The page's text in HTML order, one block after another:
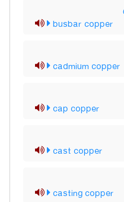
busbar copper
cadmium copper
cap copper
cast copper
casting copper